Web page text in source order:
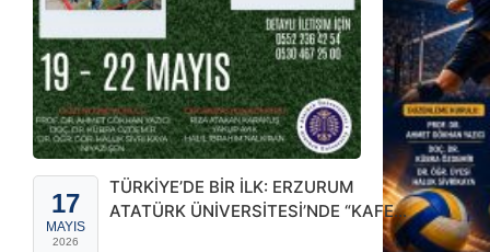
17
MAYIS
2026
TÜRKİYE’DE BİR İLK: ERZURUM
ATATÜRK ÜNİVERSİTESİ’NDE “KAFES